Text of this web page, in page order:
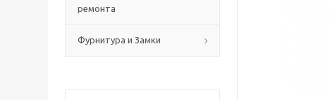
ремонта
Фурнитура и Замки